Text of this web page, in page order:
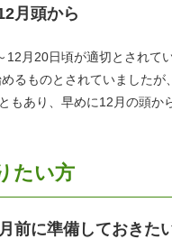
月頭から
月20日頃が適切とされてい
るものとされていました
もあり、早めに12月の頭
たい方
前に準備しておきた